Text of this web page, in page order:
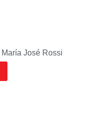
María José Rossi